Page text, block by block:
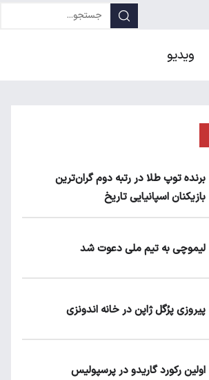
ویدیو
برنده توپ طلا در رتبه دوم گران‌ترین
بازیکنان اسپانیایی تاریخ
لیموچی به تیم ملی دعوت شد
پیروزی پرُگل ژاپن در خانه اندونزی
اولین رکورد گاریدو در پرسپولیس